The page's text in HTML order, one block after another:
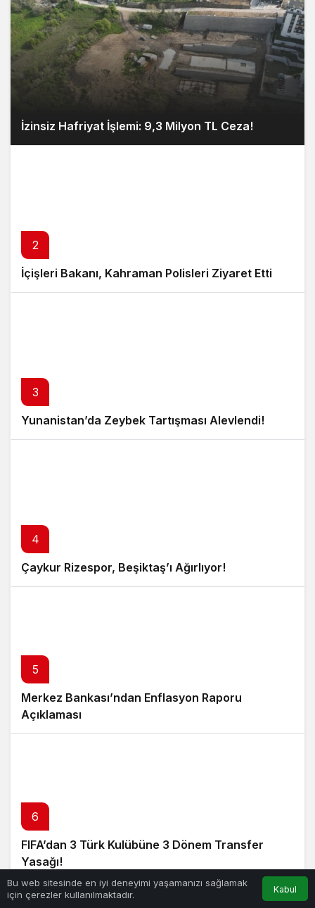
İzinsiz Hafriyat İşlemi: 9,3 Milyon TL Ceza!
2
İçişleri Bakanı, Kahraman Polisleri Ziyaret Etti
3
Yunanistan’da Zeybek Tartışması Alevlendi!
4
Çaykur Rizespor, Beşiktaş’ı Ağırlıyor!
5
Merkez Bankası’ndan Enflasyon Raporu
Açıklaması
6
FIFA’dan 3 Türk Kulübüne 3 Dönem Transfer
Yasağı!
Bu web sitesinde en iyi deneyimi yaşamanızı sağlamak
için çerezler kullanılmaktadır.
Kabul